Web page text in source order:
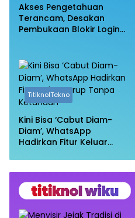
Akses Pengetahuan
Terancam, Desakan
Pembukaan Blokir Login
TitiknolTekno
Kini Bisa ‘Cabut Diam-
Diam’, WhatsApp
Hadirkan Fitur Keluar